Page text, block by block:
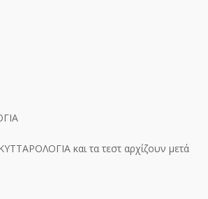
και τα τεστ αρχίζουν μετά